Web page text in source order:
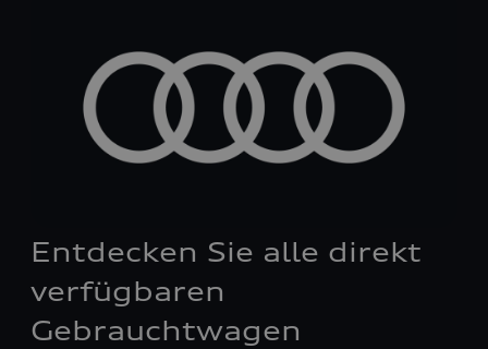
Entdecken Sie alle direkt
verfügbaren
Gebrauchtwagen